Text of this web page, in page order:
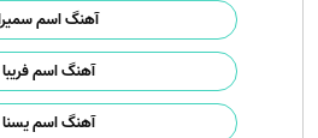
آهنگ اسم
آهنگ اسم فریبا
آهنگ اسم یسنا